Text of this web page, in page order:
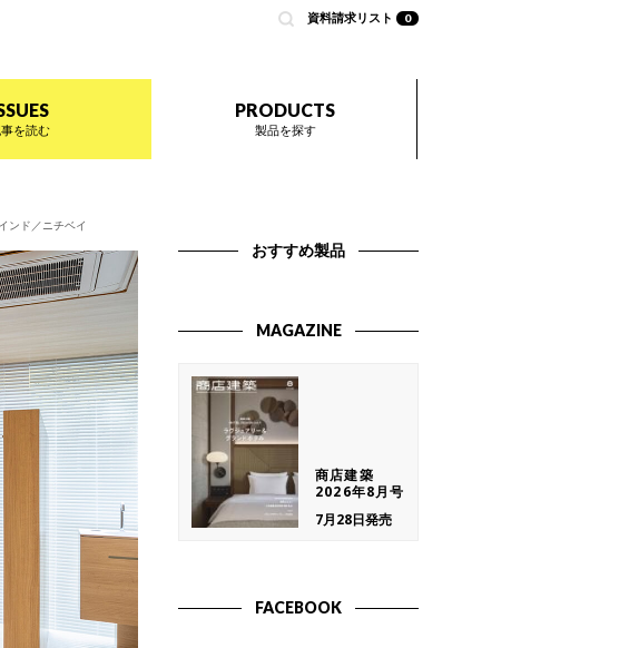
資料請求リスト 0
を読む
PRODUCTS
製品を探す
ンド／ニチベイ
おすすめ製品
MAGAZINE
商店建築
2026年8月号
7月28日発売
FACEBOOK